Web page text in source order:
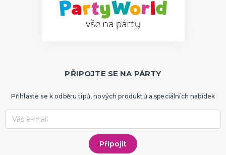
PŘIPOJTE SE NA PÁRTY
Přihlaste se k odběru tipů, nových produktů a speciálních nabídek